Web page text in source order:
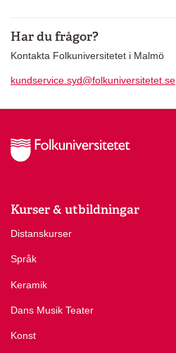
Har du frågor?
Kontakta Folkuniversitetet i Malmö
kundservice.syd@folkuniversitetet.se
Kurser & utbildningar
Distanskurser
Språk
Keramik
Dans Musik Teater
Konst